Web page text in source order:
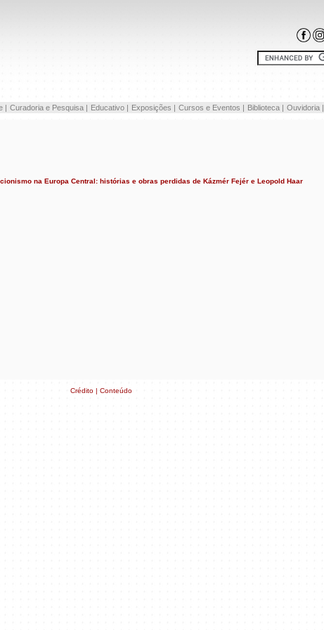
| Curadoria e Pesquisa | Educativo | Exposições | Cursos e Eventos | Biblioteca | Ouvidoria |
na Europa Central: histórias e obras perdidas de Kázmér Fejér e Leopold Haar
Crédito | Conteúdo